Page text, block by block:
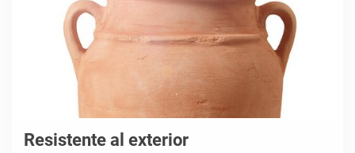
Resistente al exterior